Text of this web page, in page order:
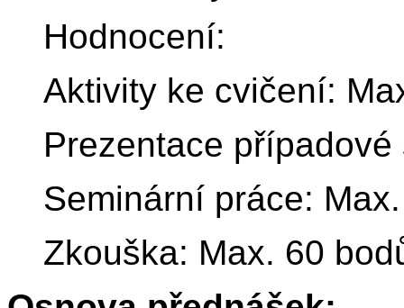
Hodnocení:
Aktivity ke cvičení:
Prezentace
Seminární práce:
Zkouška: Max. 60